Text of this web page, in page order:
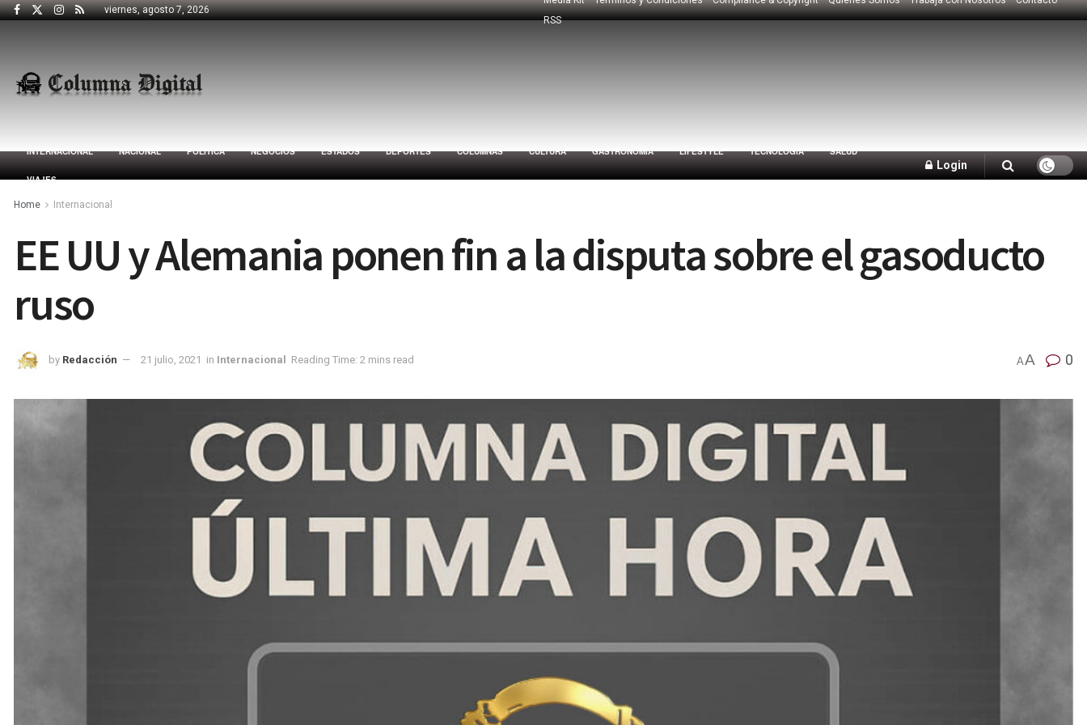
viernes, agosto 7, 2026
RSS
INTERNACIONAL NACIONAL POLÍTICA NEGOCIOS ESTADOS DEPORTES COLUMNAS CULTURA GASTRONOMÍA LIFESTYLE TECNOLOGÍA SALUD
VIAJES
Login
Home Internacional
EE UU y Alemania ponen fin a la disputa sobre el gasoducto
ruso
by Redacción 21 julio, 2021 in Internacional Reading Time: 2 mins read AA 0